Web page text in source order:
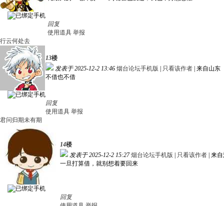
回复
使用道具 举报
行云何处去
13楼
发表于 2025-12-2 13:46 烟台论坛手机版 只看该作者 来自山东
不借也不借
回复
使用道具 举报
君问归期未有期
14楼
发表于 2025-12-2 15:27 烟台论坛手机版 只看该作者 来
一旦打算借，就别想着要回来
回复